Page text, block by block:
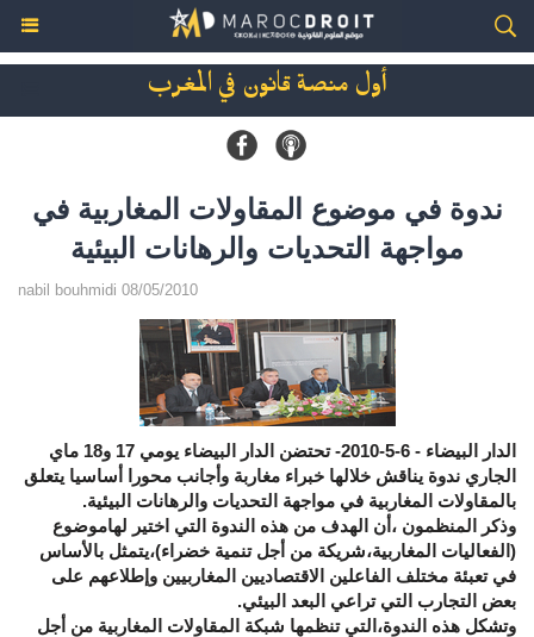
أول منصة قانون في المغرب
ندوة في موضوع المقاولات المغاربية في
مواجهة التحديات والرهانات البيئية
nabil bouhmidi 08/05/2010
الدار البيضاء - 6-5-2010- تحتضن الدار البيضاء يومي 17 و18 ماي
الجاري ندوة يناقش خلالها خبراء مغاربة وأجانب محورا أساسيا يتعلق
بالمقاولات المغاربية في مواجهة التحديات والرهانات البيئية.
وذكر المنظمون ،أن الهدف من هذه الندوة التي اختير لهاموضوع
(الفعاليات المغاربية،شريكة من أجل تنمية خضراء)،يتمثل بالأساس
في تعبئة مختلف الفاعلين الاقتصاديين المغاربيين وإطلاعهم على
بعض التجارب التي تراعي البعد البيئي.
وتشكل هذه الندوة،التي تنظمها شبكة المقاولات المغاربية من أجل